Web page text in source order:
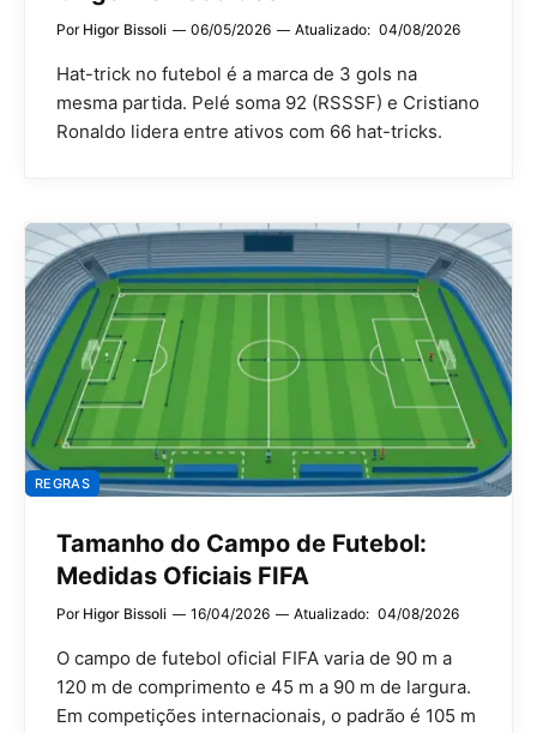
Por Higor Bissoli 06/05/2026 Atualizado: 04/08/2026
Hat-trick no futebol é a marca de 3 gols na
mesma partida. Pelé soma 92 (RSSSF) e Cristiano
Ronaldo lidera entre ativos com 66 hat-tricks.
REGRAS
Tamanho do Campo de Futebol:
Medidas Oficiais FIFA
Por Higor Bissoli 16/04/2026 Atualizado: 04/08/2026
O campo de futebol oficial FIFA varia de 90 m a
120 m de comprimento e 45 m a 90 m de largura.
Em competições internacionais, o padrão é 105 m